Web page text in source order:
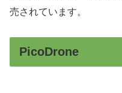
売されています。
PicoDrone